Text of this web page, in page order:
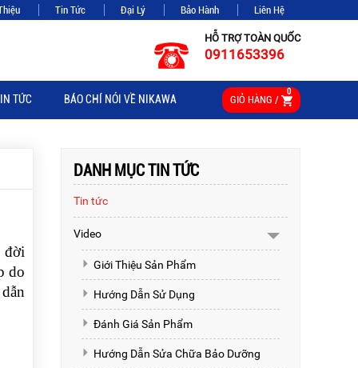
Tin Tức Đại Lý Bảo Hành Liên Hệ
HỖ TRỢ TOÀN QUỐC
0911653396
TỨC BÁO CHÍ NÓI VỀ NIKAWA GIỎ HÀNG /
0
đời
do
DANH MỤC TIN TỨC
Tin tức
Video
Giới Thiệu Sản Phẩm
Hướng Dẫn Sử Dụng
Đánh Giá Sản Phẩm
Hướng Dẫn Sửa Chữa Bảo Dưỡng